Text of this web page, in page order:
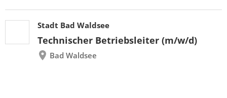
Stadt Bad Waldsee
Technischer Betriebsleiter (m/w/d)
Bad Waldsee